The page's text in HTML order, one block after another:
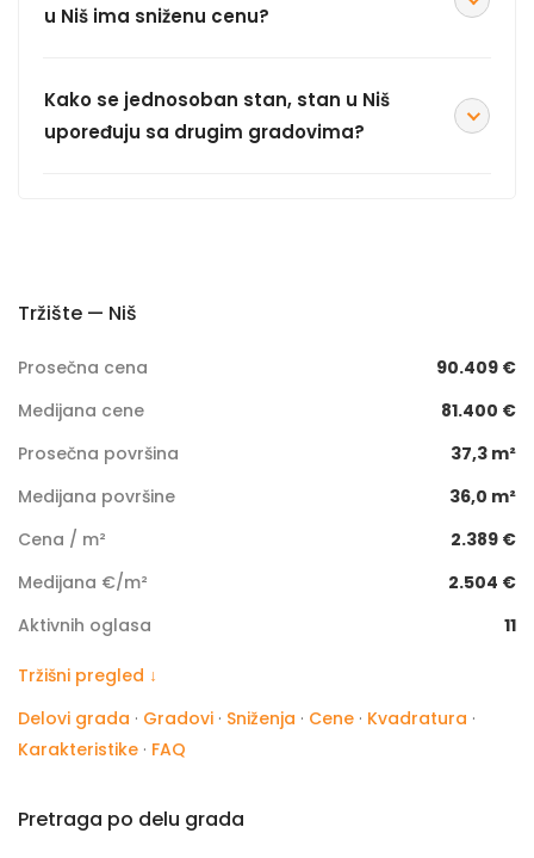
u Niš ima sniženu cenu?
Kako se jednosoban stan, stan u Niš
upoređuju sa drugim gradovima?
Tržište — Niš
Prosečna cena
90.409 €
Medijana cene
81.400 €
Prosečna površina
37,3 m²
Medijana površine
36,0 m²
Cena / m²
2.389 €
Medijana €/m²
2.504 €
Aktivnih oglasa
11
Tržišni pregled ↓
Delovi grada · Gradovi · Sniženja · Cene · Kvadratura ·
Karakteristike · FAQ
Pretraga po delu grada